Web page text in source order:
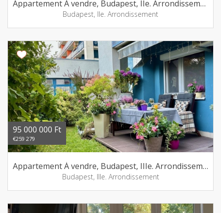
Appartement Á vendre, Budapest, IIe. Arrondissement
Budapest, IIe. Arrondissement
95 000 000 Ft
€259 279
Appartement Á vendre, Budapest, IIIe. Arrondissement
Budapest, IIIe. Arrondissement